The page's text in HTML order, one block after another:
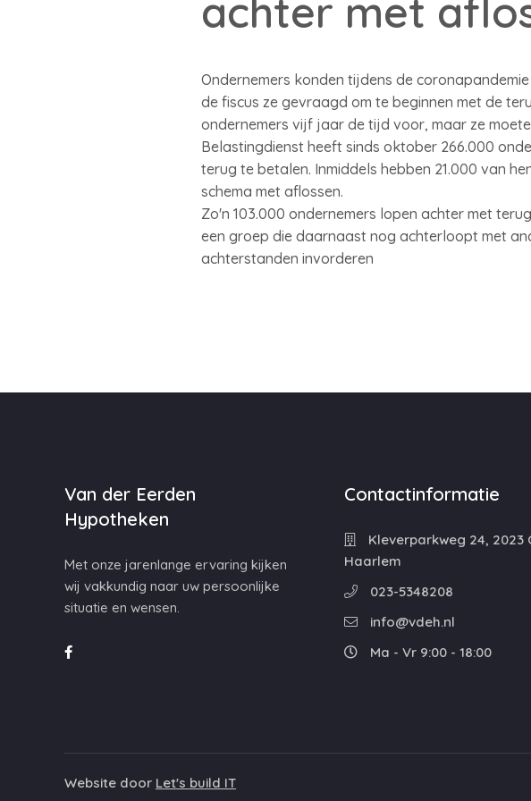
achter met
Ondernemers konden tijdens de
de fiscus ze gevraagd om te beginnen met de
ondernemers vijf jaar de tijd voor, maar ze
Belastingdienst heeft sinds oktober 266.000
terug te betalen. Inmiddels hebben 21.000 van
schema met aflossen.
Zo'n 103.000 ondernemers lopen achter met
een groep die daarnaast nog achterloopt met
achterstanden invorderen
Van der Eerden
Hypotheken
Met onze jarenlange ervaring kijken
wij vakkundig naar uw persoonlijke
situatie en wensen.
Contactinformatie
Kleverparkweg 24, 2023
Haarlem
023-5348208
info@vdeh.nl
Ma - Vr 9:00 - 18:00
Website door Let's build IT